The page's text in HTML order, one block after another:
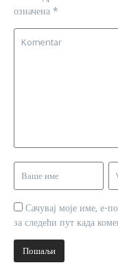
означена *
Сачувај моје име, е-
за следећи пут када